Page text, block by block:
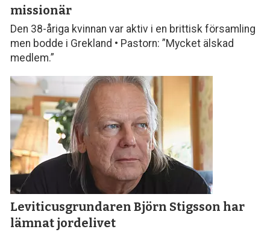
missionär
Den 38-åriga kvinnan var aktiv i en brittisk församling
men bodde i Grekland • Pastorn: ”Mycket älskad
medlem.”
Leviticusgrundaren Björn Stigsson har
lämnat jordelivet